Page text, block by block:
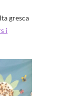
gresca
i